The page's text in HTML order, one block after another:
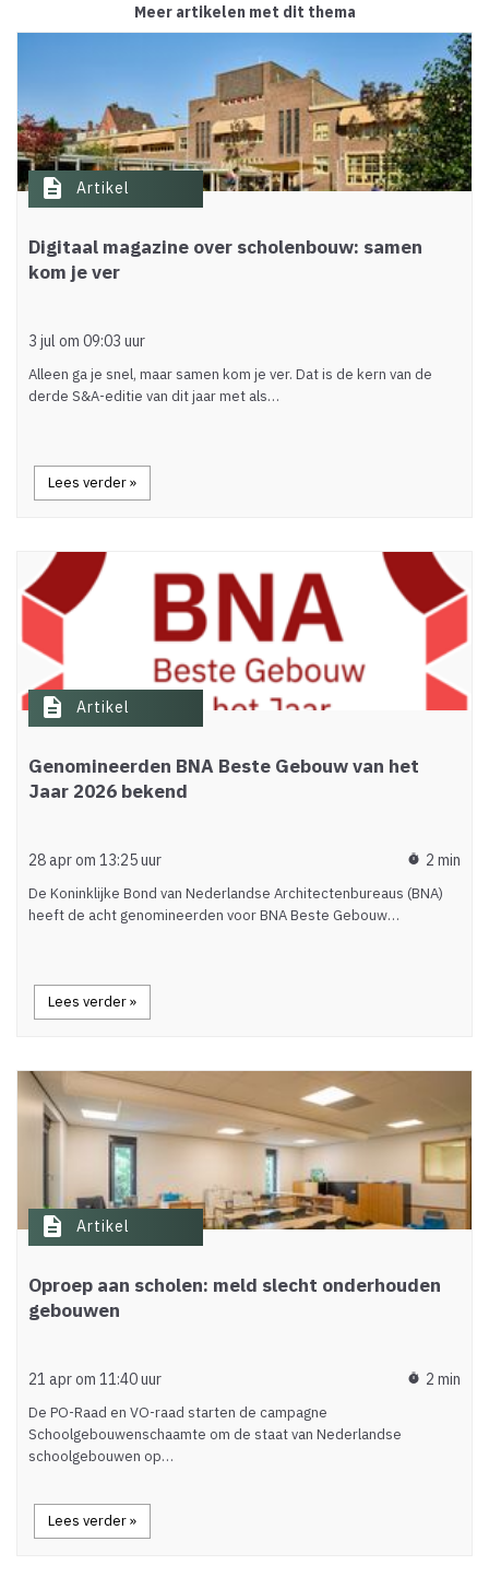
Meer artikelen met dit thema
description Artikel
Digitaal magazine over scholenbouw: samen
kom je ver
3 jul om 09:03 uur
Alleen ga je snel, maar samen kom je ver. Dat is de kern van de
derde S&A-editie van dit jaar met als…
Lees verder »
description Artikel
Genomineerden BNA Beste Gebouw van het
Jaar 2026 bekend
28 apr om 13:25 uur timer 2 min
De Koninklijke Bond van Nederlandse Architectenbureaus (BNA)
heeft de acht genomineerden voor BNA Beste Gebouw…
Lees verder »
description Artikel
Oproep aan scholen: meld slecht onderhouden
gebouwen
21 apr om 11:40 uur timer 2 min
De PO-Raad en VO-raad starten de campagne
Schoolgebouwenschaamte om de staat van Nederlandse
schoolgebouwen op…
Lees verder »